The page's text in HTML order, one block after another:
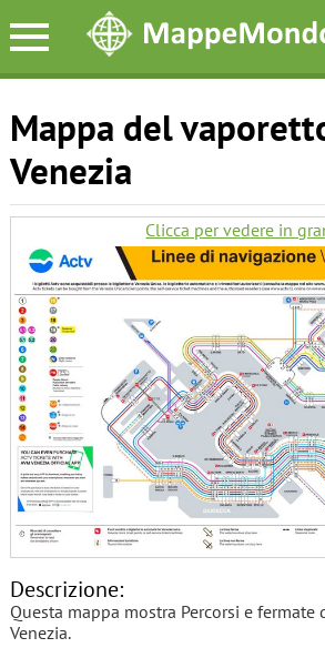
Mappa del
Venezia
Clicca per vedere in
Descrizione:
Questa mappa mostra Percorsi e fermate
Venezia.